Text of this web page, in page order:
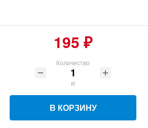
195 ₽
Количество
кг
В КОРЗИНУ